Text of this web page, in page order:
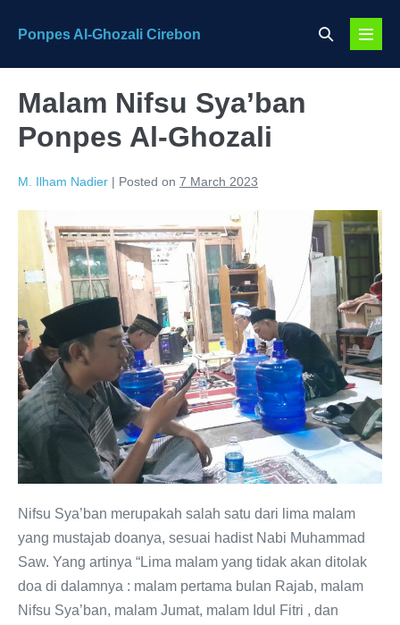
Ponpes Al-Ghozali Cirebon
Search
Menu
Malam Nifsu Sya’ban
Ponpes Al-Ghozali
M. Ilham Nadier | Posted on 7 March 2023
Nifsu Sya’ban merupakah salah satu dari lima malam
yang mustajab doanya, sesuai hadist Nabi Muhammad
Saw. Yang artinya “Lima malam yang tidak akan ditolak
doa di dalamnya : malam pertama bulan Rajab, malam
Nifsu Sya’ban, malam Jumat, malam Idul Fitri , dan